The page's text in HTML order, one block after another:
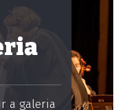
a galeria